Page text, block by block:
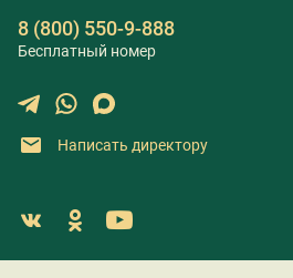
8 (800) 550-9-888
Бесплатный номер
Написать директору